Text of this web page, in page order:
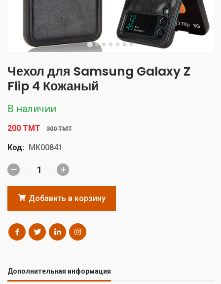
Чехол для Samsung Galaxy Z
Flip 4 Кожаный
В наличии
200 TMT 300 TMT
Код: MK00841
Добавить в корзину
Дополнительная информация